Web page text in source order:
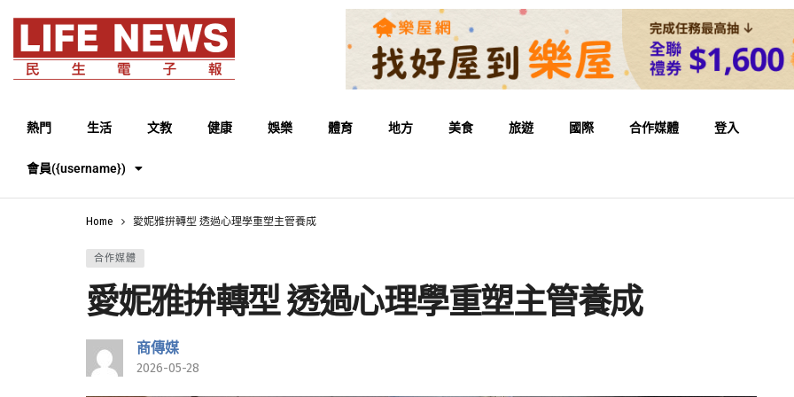
熱門 生活 文教 健康 娛樂 體育 地方 美食 旅遊 國際 合作媒體 登入
會員({username})
Home 愛妮雅拚轉型 透過心理學重塑主管養成
合作媒體
愛妮雅拚轉型 透過心理學重塑主管養成
商傳媒
2026-05-28